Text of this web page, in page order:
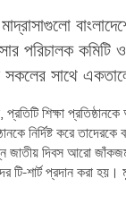
পরিচালক
সকলের সাথে
প্রতিটি শিক্ষা
নির্দিষ্ট করে
জাতীয় দিবস আরো
টি-শার্ট প্রদান করা